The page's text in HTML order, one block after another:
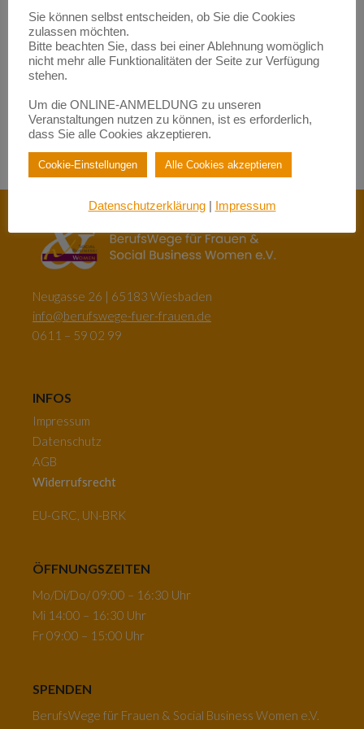
Empowerment durch Mentoring: Wie Migrantinnen gestärkt
werden | BerufsWege für Frauen e.V.
zuFemale Empowerment im Main Kinzig Kreis
Be happy – so werden Sie glücklich im Beruf!| BerufsWege für
Frauen e.V.
Be happy – so werden Sie glücklich im Beruf!| BerufsWege für
Frauen e.V.
zuFemale Empowerment im Main Kinzig Kreis
Neugasse 26 | 65183 Wiesbaden
info@berufswege-fuer-frauen.de
0611 – 59 02 99
INFOS
Impressum
Datenschutz
AGB
Widerrufsrecht
EU-GRC, UN-BRK
ÖFFNUNGSZEITEN
Mo/Di/Do/ 09:00 – 16:30 Uhr
Mi 14:00 – 16:30 Uhr
Fr 09:00 – 15:00 Uhr
SPENDEN
BerufsWege für Frauen & Social Business Women e.V.
Sie können selbst entscheiden, ob Sie die Cookies
zulassen möchten.
Bitte beachten Sie, dass bei einer Ablehnung womöglich
nicht mehr alle Funktionalitäten der Seite zur Verfügung
stehen.
Um die ONLINE-ANMELDUNG zu unseren
Veranstaltungen nutzen zu können, ist es erforderlich,
dass Sie alle Cookies akzeptieren.
Cookie-Einstellungen Alle Cookies akzeptieren
Datenschutzerklärung| Impressum